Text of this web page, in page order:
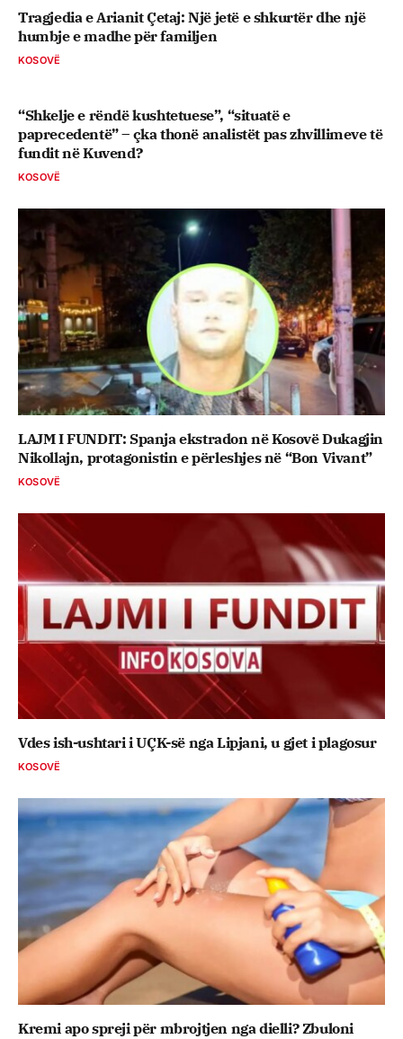
Tragjedia e Arianit Çetaj: Një jetë e shkurtër dhe një
humbje e madhe për familjen
KOSOVË
“Shkelje e rëndë kushtetuese”, “situatë e
paprecedentë” – çka thonë analistët pas zhvillimeve të
fundit në Kuvend?
KOSOVË
LAJM I FUNDIT: Spanja ekstradon në Kosovë Dukagjin
Nikollajn, protagonistin e përleshjes në “Bon Vivant”
KOSOVË
Vdes ish-ushtari i UÇK-së nga Lipjani, u gjet i plagosur
KOSOVË
Kremi apo spreji për mbrojtjen nga dielli? Zbuloni